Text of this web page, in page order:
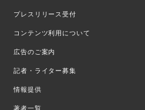
プレスリリース受付
コンテンツ利用について
広告のご案内
記者・ライター募集
情報提供
著者一覧